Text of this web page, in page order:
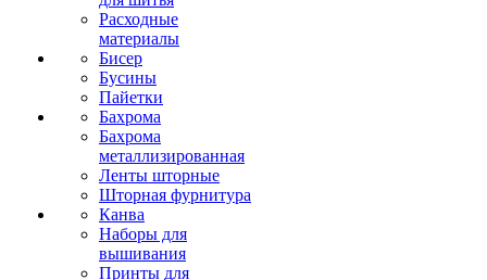
Расходные
материалы
Бисер
Бусины
Пайетки
Бахрома
Бахрома
металлизированная
Ленты шторные
Шторная фурнитура
Канва
Наборы для
вышивания
Принты для